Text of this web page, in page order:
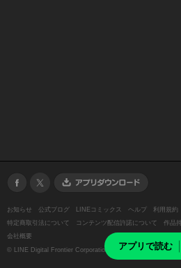
アプリで読む
お知らせ 公式ブログ LINEコミックス ヘルプ 利用規約
特定商取引法について
コンテンツ配信許諾について 作品
会社概要
© LINE Digital Frontier Corporation